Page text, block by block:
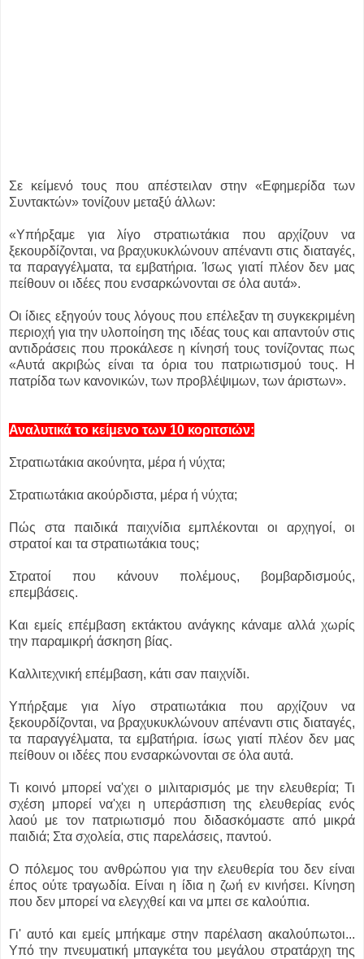
Σε κείμενό τους που απέστειλαν στην «Εφημερίδα των
Συντακτών» τονίζουν μεταξύ άλλων:
«Υπήρξαμε για λίγο στρατιωτάκια που αρχίζουν να
ξεκουρδίζονται, να βραχυκυκλώνουν απέναντι στις διαταγές,
τα παραγγέλματα, τα εμβατήρια. Ίσως γιατί πλέον δεν μας
πείθουν οι ιδέες που ενσαρκώνονται σε όλα αυτά».
Οι ίδιες εξηγούν τους λόγους που επέλεξαν τη συγκεκριμένη
περιοχή για την υλοποίηση της ιδέας τους και απαντούν στις
αντιδράσεις που προκάλεσε η κίνησή τους τονίζοντας πως
«Αυτά ακριβώς είναι τα όρια του πατριωτισμού τους. Η
πατρίδα των κανονικών, των προβλέψιμων, των άριστων».
Αναλυτικά το κείμενο των 10 κοριτσιών:
Στρατιωτάκια ακούνητα, μέρα ή νύχτα;
Στρατιωτάκια ακούρδιστα, μέρα ή νύχτα;
Πώς στα παιδικά παιχνίδια εμπλέκονται οι αρχηγοί, οι
στρατοί και τα στρατιωτάκια τους;
Στρατοί που κάνουν πολέμους, βομβαρδισμούς,
επεμβάσεις.
Και εμείς επέμβαση εκτάκτου ανάγκης κάναμε αλλά χωρίς
την παραμικρή άσκηση βίας.
Καλλιτεχνική επέμβαση, κάτι σαν παιχνίδι.
Υπήρξαμε για λίγο στρατιωτάκια που αρχίζουν να
ξεκουρδίζονται, να βραχυκυκλώνουν απέναντι στις διαταγές,
τα παραγγέλματα, τα εμβατήρια. ίσως γιατί πλέον δεν μας
πείθουν οι ιδέες που ενσαρκώνονται σε όλα αυτά.
Τι κοινό μπορεί να'χει ο μιλιταρισμός με την ελευθερία; Τι
σχέση μπορεί να'χει η υπεράσπιση της ελευθερίας ενός
λαού με τον πατριωτισμό που διδασκόμαστε από μικρά
παιδιά; Στα σχολεία, στις παρελάσεις, παντού.
Ο πόλεμος του ανθρώπου για την ελευθερία του δεν είναι
έπος ούτε τραγωδία. Είναι η ίδια η ζωή εν κινήσει. Κίνηση
που δεν μπορεί να ελεγχθεί και να μπει σε καλούπια.
Γι' αυτό και εμείς μπήκαμε στην παρέλαση ακαλούπωτοι...
Υπό την πνευματική μπαγκέτα του μεγάλου στρατάρχη της